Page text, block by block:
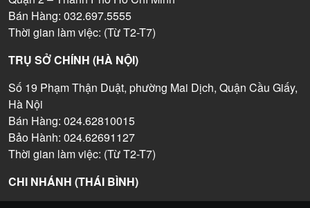
Bán Hàng: 032.697.5555
Thời gian làm việc: (Từ T2-T7)
TRỤ SỞ CHÍNH (HÀ NỘI)
Số 19 Phạm Thận Duật, phường Mai Dịch, Quận Cầu Giấy,
Hà Nội
Bán Hàng: 024.62810015
Bảo Hành: 024.62691127
Thời gian làm việc: (Từ T2-T7)
CHI NHÁNH (THÁI BÌNH)